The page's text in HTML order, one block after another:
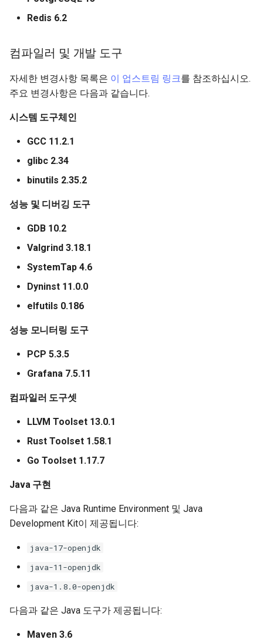
Redis 6.2
컴파일러 및 개발 도구
자세한 변경사항 목록은 이 업스트림 링크를 참조하십시오.
주요 변경사항은 다음과 같습니다.
시스템 도구체인
GCC 11.2.1
glibc 2.34
binutils 2.35.2
성능 및 디버깅 도구
GDB 10.2
Valgrind 3.18.1
SystemTap 4.6
Dyninst 11.0.0
elfutils 0.186
성능 모니터링 도구
PCP 5.3.5
Grafana 7.5.11
컴파일러 도구셋
LLVM Toolset 13.0.1
Rust Toolset 1.58.1
Go Toolset 1.17.7
Java 구현
다음과 같은 Java Runtime Environment 및 Java
Development Kit이 제공됩니다:
java-17-openjdk
java-11-openjdk
java-1.8.0-openjdk
다음과 같은 Java 도구가 제공됩니다:
Maven 3.6